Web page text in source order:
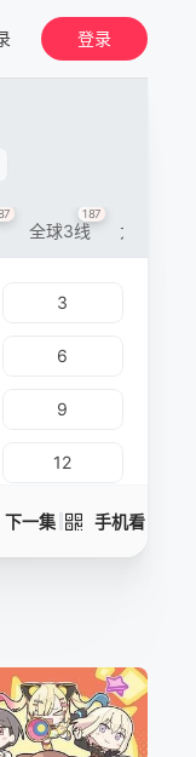
登录
下一集 手机看
全球3线
187
大陆5线
3
6
9
12
15
27